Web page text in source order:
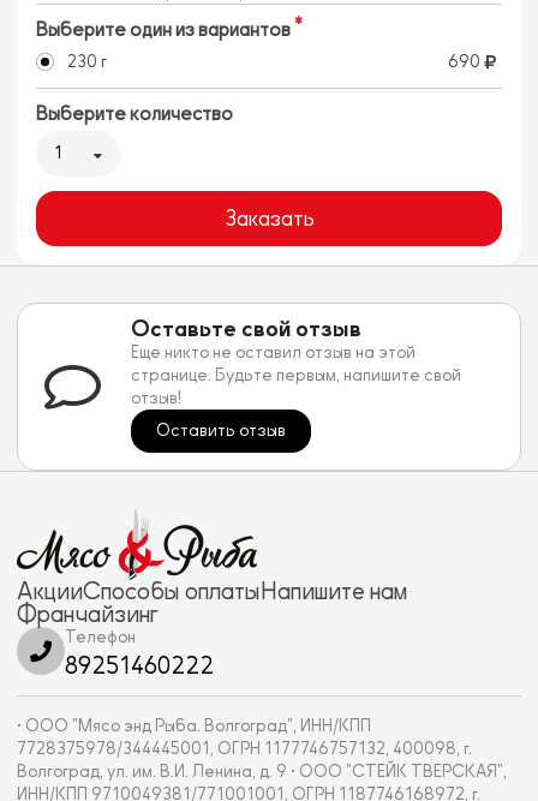
Выберите один из вариантов
230 г 690
Выберите количество
1
Заказать
Оставьте свой отзыв
Еще никто не оставил отзыв на этой
странице. Будьте первым, напишите свой
отзыв!
Оставить отзыв
АкцииСпособы оплатыНапишите нам
Франчайзинг
Телефон
89251460222
• ООО "Мясо энд Рыба. Волгоград", ИНН/КПП
7728375978/344445001, ОГРН 1177746757132, 400098, г.
Волгоград, ул. им. В.И. Ленина, д. 9 • ООО "СТЕЙК ТВЕРСКАЯ",
ИНН/КПП 9710049381/771001001, ОГРН 1187746168972, г.